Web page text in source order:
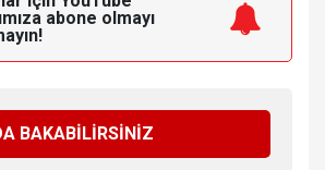
abone olmayı
BAKABİLİRSİNİZ